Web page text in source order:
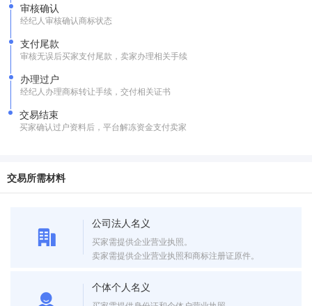
审核确认
经纪人审核确认商标状态
支付尾款
审核无误后买家支付尾款，卖家办理相关手续
办理过户
经纪人办理商标转让手续，交付相关证书
交易结束
买家确认过户资料后，平台解冻资金支付卖家
交易所需材料
公司法人名义
买家需提供企业营业执照。
卖家需提供企业营业执照和商标注册证原件。
个体个人名义